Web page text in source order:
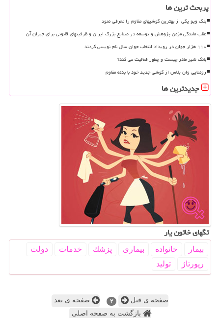
پربحث ترین ها
بلک ویو یکی از بهترین گوشیهای مقاوم را معرفی نمود
عقب ماندگی مزمن پژوهش و توسعه در صنایع بزرگ ایران و ظرفیتهای قانونی برای جبران آن
۱۱۰ هزار جوان در رویداد انتخاب جوان سال نام نویسی کردند
بانک شیر مادر چیست و چطور فعالیت می کند؟
رونمایی وان پلاس از گوشی جدید خود با بدنه مقاوم
جدیدترین ها
تگهای خاتون یار
بیمار خانواده بیماری پزشك خدمات
دولت
رپورتاژ
تولید
صفحه ی قبل ۲
صفحه ی بعد
بازگشت به صفحه اصلی